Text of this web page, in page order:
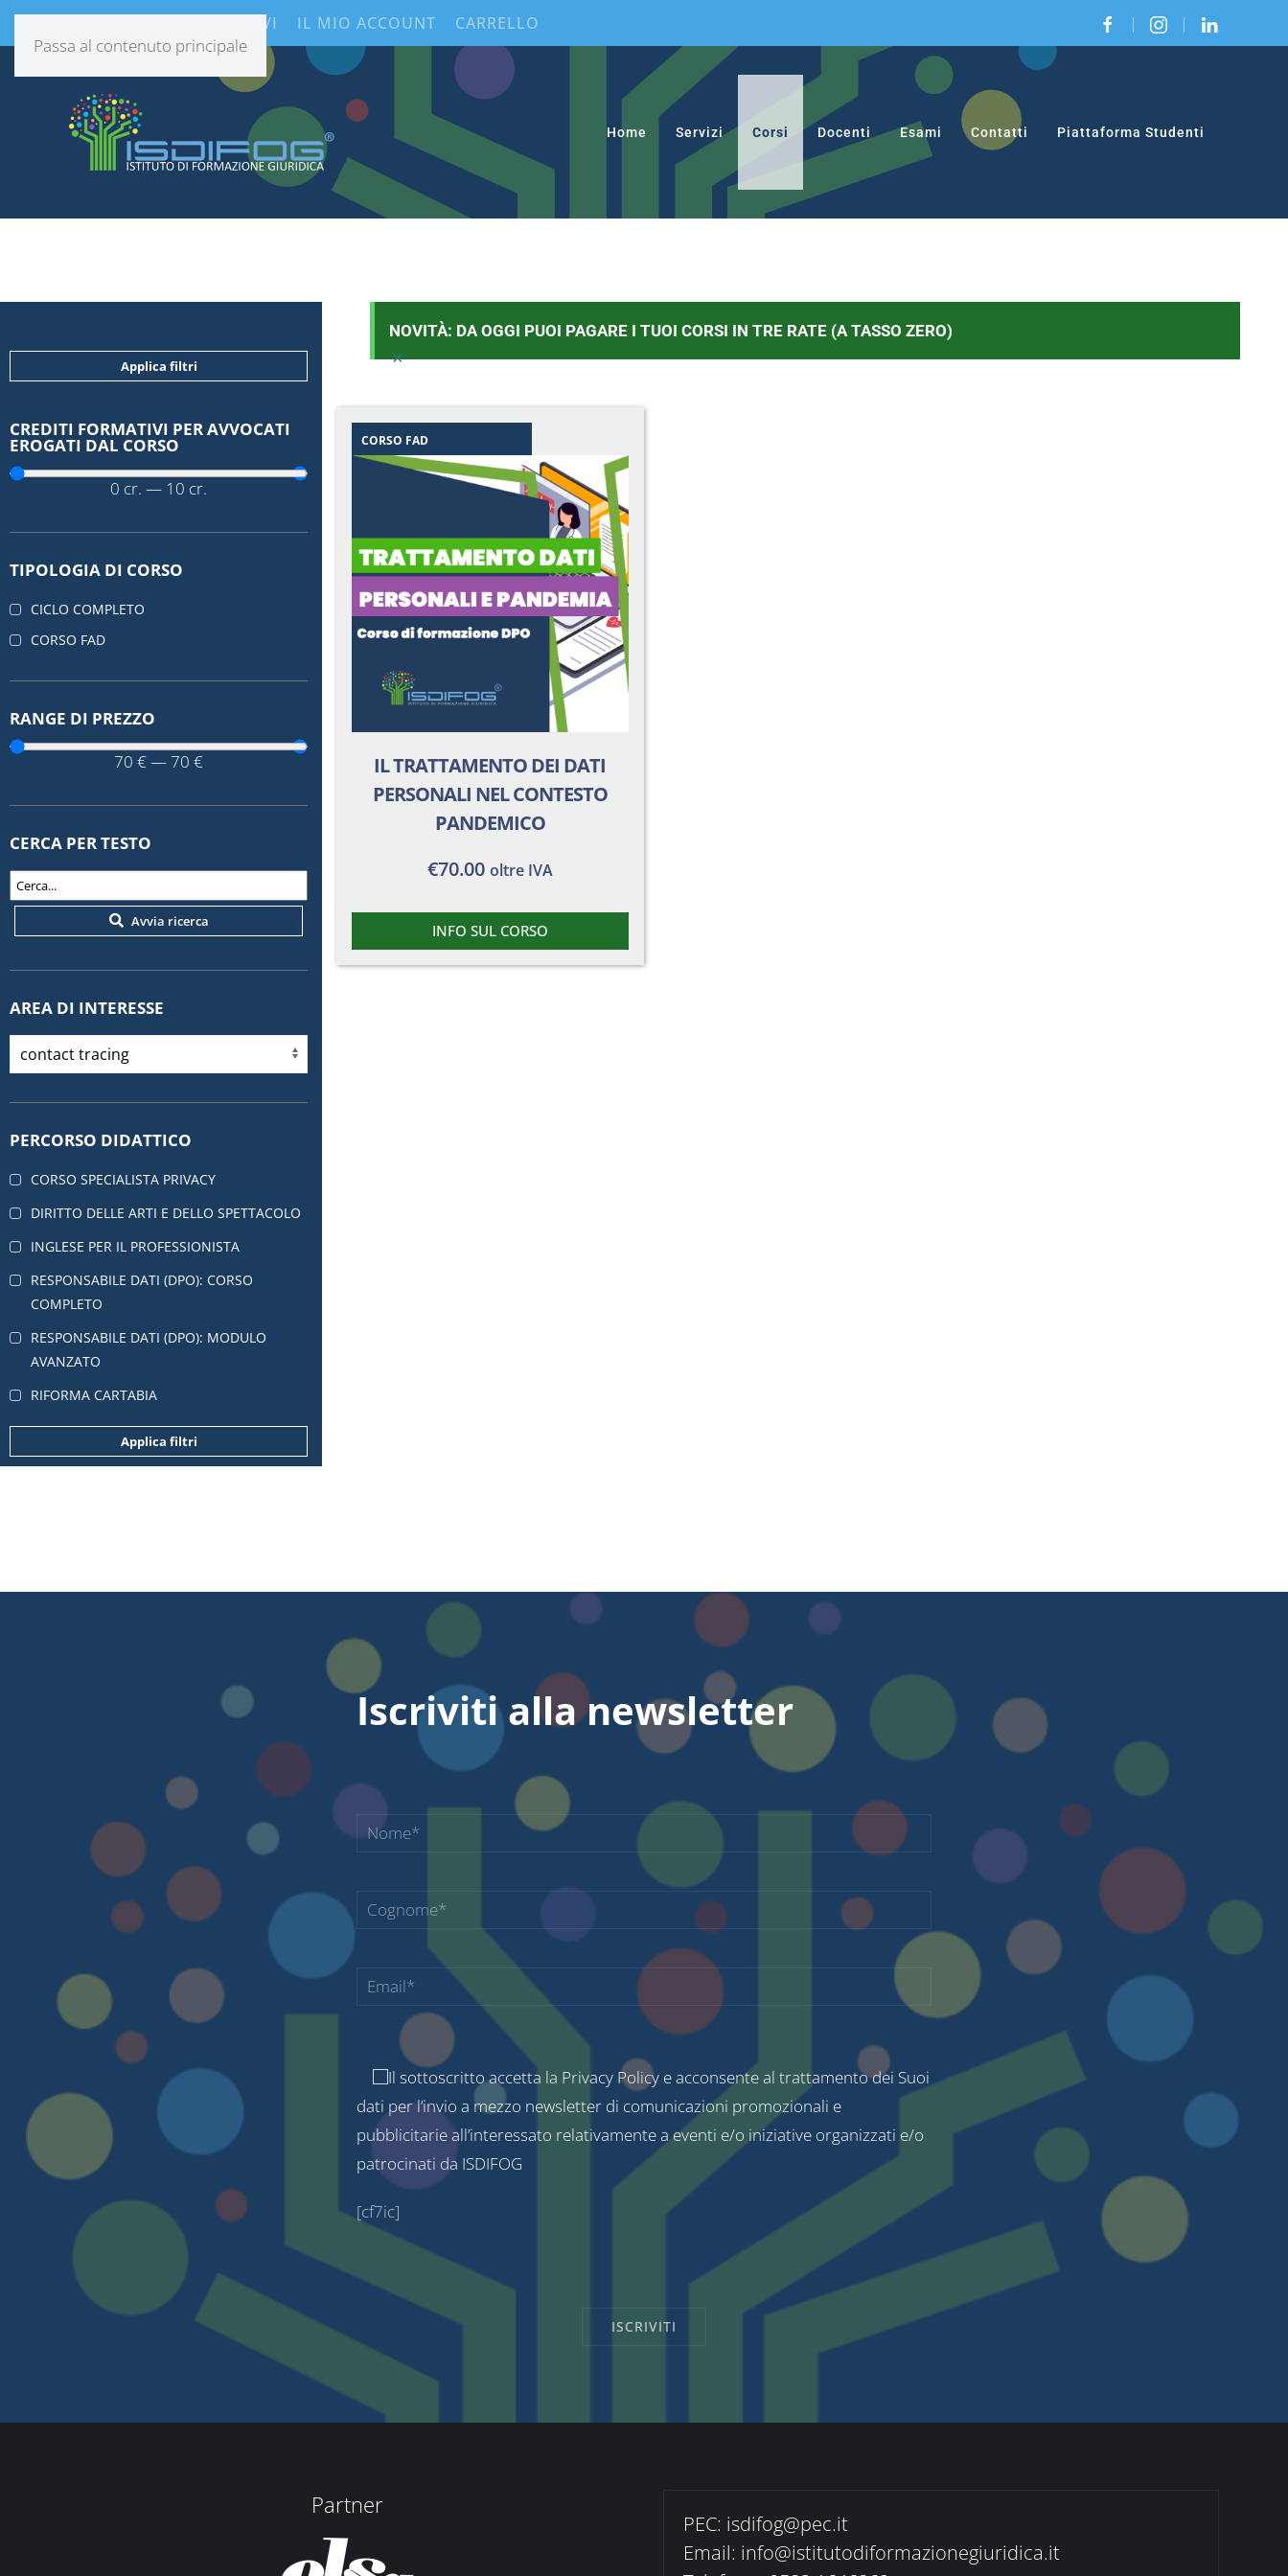
Passa al contenuto principale
CONTENUTI INFORMATIVI IL MIO ACCOUNT CARRELLO | |
Home Servizi Corsi Docenti Esami Contatti Piattaforma Studenti
Applica filtri
CREDITI FORMATIVI PER AVVOCATI
EROGATI DAL CORSO
0 cr. — 10 cr.
TIPOLOGIA DI CORSO
CICLO COMPLETO
CORSO FAD
RANGE DI PREZZO
70 € — 70 €
CERCA PER TESTO
Avvia ricerca
AREA DI INTERESSE
PERCORSO DIDATTICO
CORSO SPECIALISTA PRIVACY
DIRITTO DELLE ARTI E DELLO SPETTACOLO
INGLESE PER IL PROFESSIONISTA
RESPONSABILE DATI (DPO): CORSO
COMPLETO
RESPONSABILE DATI (DPO): MODULO
AVANZATO
RIFORMA CARTABIA
Applica filtri
NOVITÀ: DA OGGI PUOI PAGARE I TUOI CORSI IN TRE RATE (A TASSO ZERO)
×
CORSO FAD
IL TRATTAMENTO DEI DATI
PERSONALI NEL CONTESTO
PANDEMICO
€70.00 oltre IVA
INFO SUL CORSO
Iscriviti alla newsletter
Il sottoscritto accetta la Privacy Policy e acconsente al trattamento dei Suoi
dati per l’invio a mezzo newsletter di comunicazioni promozionali e
pubblicitarie all’interessato relativamente a eventi e/o iniziative organizzati e/o
patrocinati da ISDIFOG
[cf7ic]
Partner
PEC: isdifog@pec.it
Email: info@istitutodiformazionegiuridica.it